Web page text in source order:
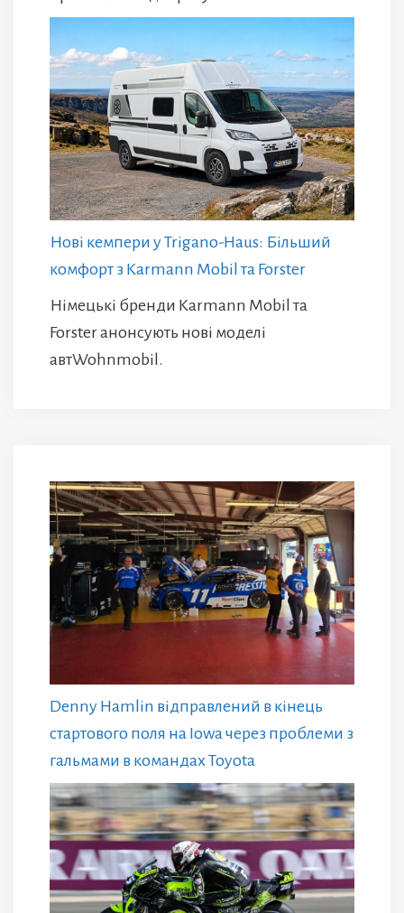
Нові кемпери у Trigano-Haus: Більший
комфорт з Karmann Mobil та Forster
Німецькі бренди Karmann Mobil та
Forster анонсують нові моделі
автWohnmobil.
Denny Hamlin відправлений в кінець
стартового поля на Iowa через проблеми з
гальмами в командах Toyota